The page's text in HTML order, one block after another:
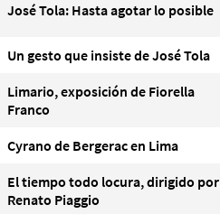
José Tola: Hasta agotar lo posible
Un gesto que insiste de José Tola
Limario, exposición de Fiorella
Franco
Cyrano de Bergerac en Lima
El tiempo todo locura, dirigido por
Renato Piaggio